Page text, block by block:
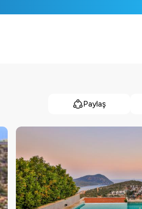
Paylaş